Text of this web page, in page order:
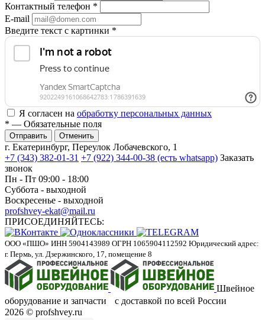
Контактный телефон *
E-mail
Введите текст с картинки *
Я согласен на обработку персональных данных
* — Обязательные поля
Отменить
г. Екатеринбург, Переулок Лобачевского, 1
+7 (343) 382-01-31 +7 (922) 344-00-38 (есть whatsapp) Заказать
звонок
Пн - Пт 09:00 - 18:00
Суббота - выходной
Воскресенье - выходной
profshvey-ekat@mail.ru
ПРИСОЕДИНЯЙТЕСЬ:
ООО «ПШО» ИНН 5904143989 ОГРН 1065904112592 Юридический адрес:
г. Пермь, ул. Дзержинского, 17, помещение 8
Швейное
оборудование и запчасти с доставкой по всей России
2026 © profshvey.ru